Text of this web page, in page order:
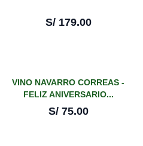
S/ 179.00
VINO NAVARRO CORREAS -
FELIZ ANIVERSARIO...
S/ 75.00